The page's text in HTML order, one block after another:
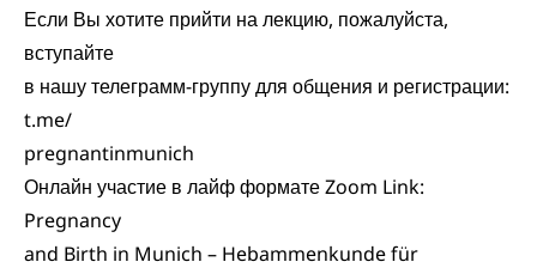
Если Вы хотите прийти на лекцию, пожалуйста,
вступайте
в нашу телеграмм-группу для общения и регистрации:
t.me/
pregnantinmunich
Онлайн участие в лайф формате Zoom Link:
Pregnancy
and Birth in Munich – Hebammenkunde für